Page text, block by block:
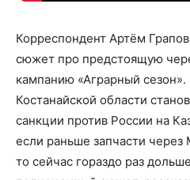
Корреспондент Артём
сюжет про предстоящую
кампанию «Аграрный
Костанайской области
санкции против России на
если раньше запчасти
то сейчас гораздо раз